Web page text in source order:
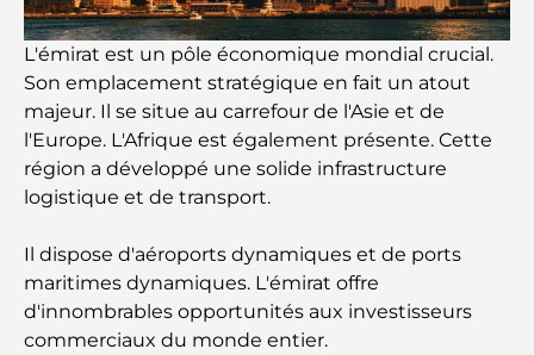
Lamborghini les plus chères jamais construites : la
liste ultime des collectionneurs
L'école GEMS la plus chère de Dubaï : un guide
complet pour les parents
Les meilleures écoles près de Damac Hills 2 : un
Les meilleurs restaurants indiens de Dubaï : un
voyage culinaire
L'émirat est un pôle économique mondial crucial.
Son emplacement stratégique en fait un atout
majeur. Il se situe au carrefour de l'Asie et de
l'Europe. L'Afrique est également présente. Cette
région a développé une solide infrastructure
logistique et de transport.
Il dispose d'aéroports dynamiques et de ports
maritimes dynamiques. L'émirat offre
d'innombrables opportunités aux investisseurs
commerciaux du monde entier.